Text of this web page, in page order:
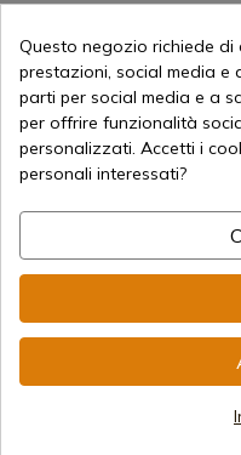
Visualizza prodotto
REF: KNP0155
Punzonatrice KRAL PCP
Joule
Questo negozio richiede
prestazioni, social media e
parti per social media e a
per offrire funzionalità
personalizzati. Accetti i
personali interessati?